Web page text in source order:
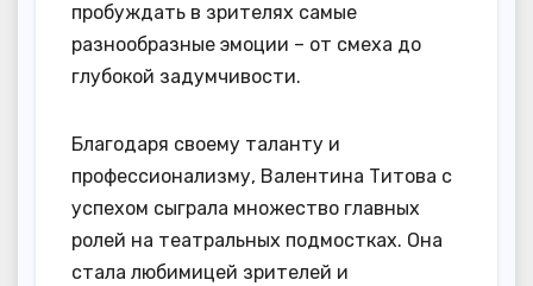
пробуждать в зрителях самые
разнообразные эмоции – от смеха до
глубокой задумчивости.
Благодаря своему таланту и
профессионализму, Валентина Титова с
успехом сыграла множество главных
ролей на театральных подмостках. Она
стала любимицей зрителей и